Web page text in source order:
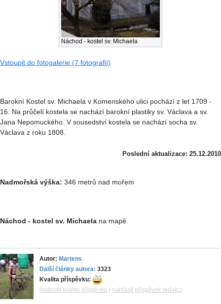
Náchod - kostel sv. Michaela
Vstoupit do fotogalerie (7 fotografií)
Barokní Kostel sv. Michaela v Komenského ulici pochází z let 1709 -
16. Na průčelí kostela se nachází barokní plastiky sv. Václava a sv.
Jana Nepomuckého. V sousedství kostela se nachází socha sv.
Václava z roku 1808.
Poslední aktualizace: 25.12.2010
Nadmořská výška: 346 metrů nad mořem
Náchod - kostel sv. Michaela na mapě
Autor: Martens
Další články autora: 3323
Kvalita příspěvku:
hodnotit kvalitu příspěvku
nahlásit příspěvek redakci